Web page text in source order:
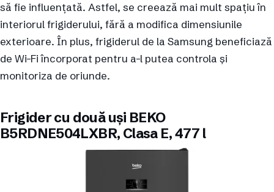
să fie influențată. Astfel, se creează mai mult spațiu în
interiorul frigiderului, fără a modifica dimensiunile
exterioare. În plus, frigiderul de la Samsung beneficiază
de Wi-Fi încorporat pentru a-l putea controla și
monitoriza de oriunde.
Frigider cu două uși BEKO
B5RDNE504LXBR, Clasa E, 477 l